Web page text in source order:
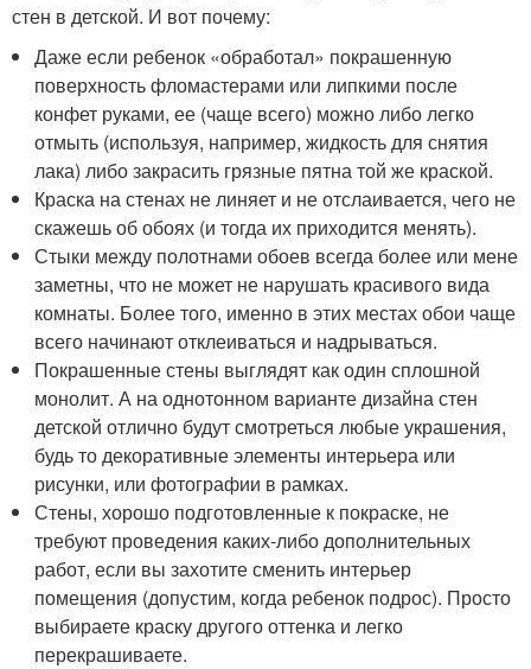
стен в детской. И вот почему:
Даже если ребенок «обработал» покрашенную
поверхность фломастерами или липкими после
конфет руками, ее (чаще всего) можно либо легко
отмыть (используя, например, жидкость для снятия
лака) либо закрасить грязные пятна той же краской.
Краска на стенах не линяет и не отслаивается, чего не
скажешь об обоях (и тогда их приходится менять).
Стыки между полотнами обоев всегда более или мене
заметны, что не может не нарушать красивого вида
комнаты. Более того, именно в этих местах обои чаще
всего начинают отклеиваться и надрываться.
Покрашенные стены выглядят как один сплошной
монолит. А на однотонном варианте дизайна стен
детской отлично будут смотреться любые украшения,
будь то декоративные элементы интерьера или
рисунки, или фотографии в рамках.
Стены, хорошо подготовленные к покраске, не
требуют проведения каких-либо дополнительных
работ, если вы захотите сменить интерьер
помещения (допустим, когда ребенок подрос). Просто
выбираете краску другого оттенка и легко
перекрашиваете.